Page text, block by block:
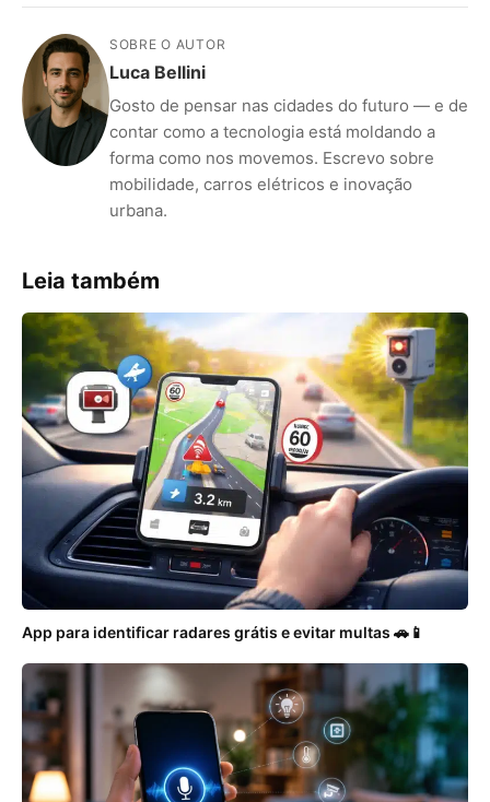
SOBRE O AUTOR
Luca Bellini
Gosto de pensar nas cidades do futuro — e de
contar como a tecnologia está moldando a
forma como nos movemos. Escrevo sobre
mobilidade, carros elétricos e inovação
urbana.
Leia também
App para identificar radares grátis e evitar multas 🚗📱